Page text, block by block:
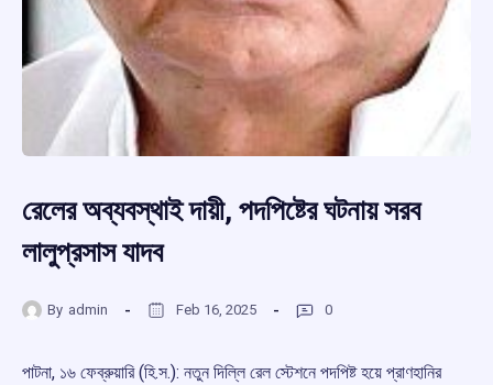
রেলের অব্যবস্থাই দায়ী, পদপিষ্টের ঘটনায় সরব
লালুপ্রসাস যাদব
By admin Feb 16, 2025 0
পাটনা, ১৬ ফেব্রুয়ারি (হি.স.): নতুন দিল্লি রেল স্টেশনে পদপিষ্ট হয়ে প্রাণহানির